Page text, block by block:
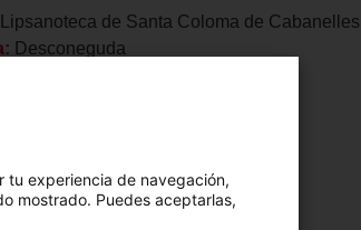
Lipsanoteca de Santa Coloma de Cabanelles
Desconeguda
tu experiencia de navegación,
mostrado. Puedes aceptarlas,